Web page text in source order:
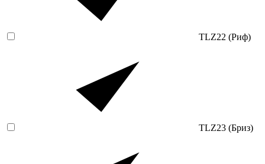
TLZ22 (Риф)
TLZ23 (Бриз)